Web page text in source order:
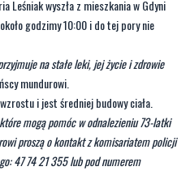
na stałe leki, jej życie i zdrowie
mundurowi.
i jest średniej budowy ciała.
mogą pomóc w odnalezieniu 73-latki
proszą o kontakt z komisariatem policji
47 74 21 355 lub pod numerem